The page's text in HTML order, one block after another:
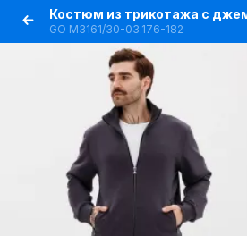
GO M3161/30-03.176-182